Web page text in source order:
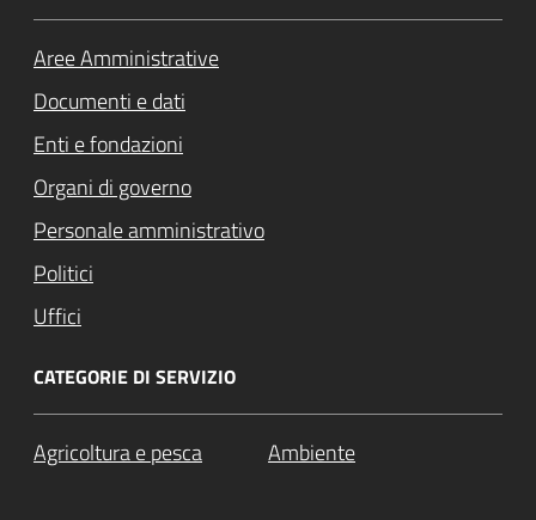
Aree Amministrative
Documenti e dati
Enti e fondazioni
Organi di governo
Personale amministrativo
Politici
Uffici
CATEGORIE DI SERVIZIO
Agricoltura e pesca Ambiente